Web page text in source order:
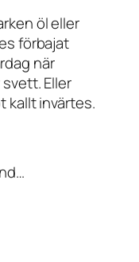
öl eller
förbajat
när
Eller
kallt invärtes.